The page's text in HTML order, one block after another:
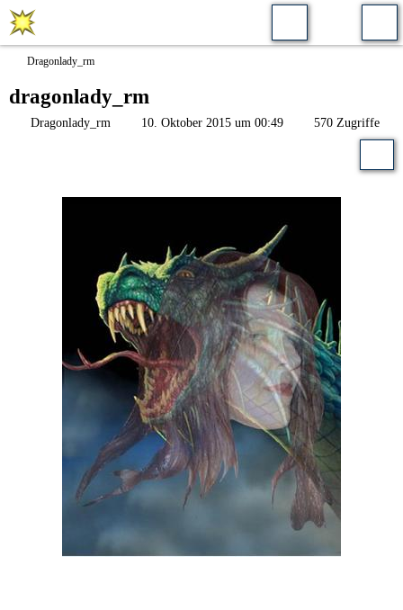
Dragonlady_rm
dragonlady_rm
Dragonlady_rm 10. Oktober 2015 um 00:49 570 Zugriffe